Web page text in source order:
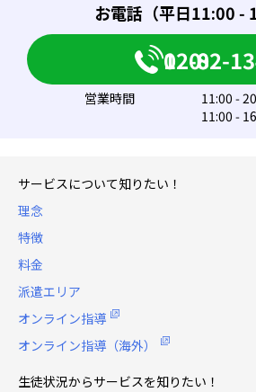
お電話（平日11:00 -
0120-082-
営業時間
11:00 -
11:00 -
サービスについて知りたい！
理念
特徴
料金
派遣エリア
オンライン指導
オンライン指導（海外）
生徒状況からサービスを知りたい！